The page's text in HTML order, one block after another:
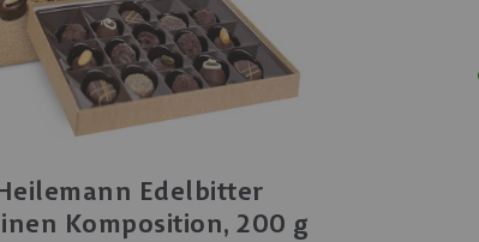
Edelbitter
Komposition, 200 g